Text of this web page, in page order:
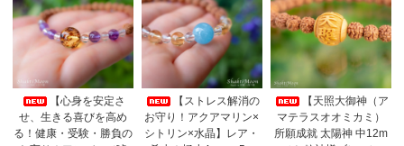
【心身を安定さ
せ、生きる喜びを高め
る！健康・受験・勝負の
【ストレス解消の
お守り！アクアマリン×
シトリン×水晶】レア・
【天照大御神（ア
マテラスオオミカミ）
所願成就 太陽神 中12m